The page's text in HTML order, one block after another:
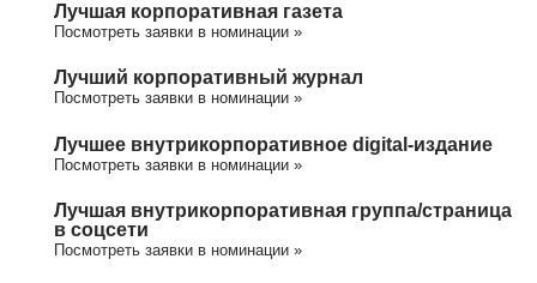
Лучшая корпоративная газета
Посмотреть заявки в номинации »
Лучший корпоративный журнал
Посмотреть заявки в номинации »
Лучшее внутрикорпоративное digital-издание
Посмотреть заявки в номинации »
Лучшая внутрикорпоративная группа/cтраница
в соцсети
Посмотреть заявки в номинации »